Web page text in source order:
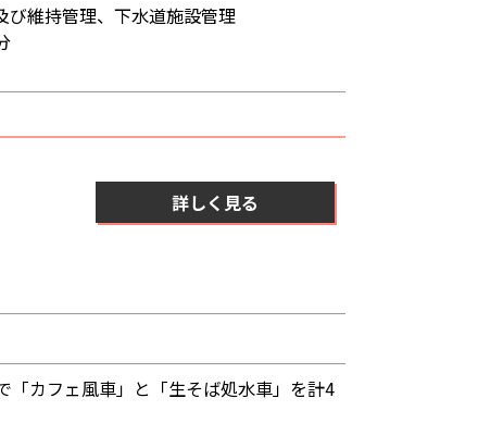
び維持管理、下水道施設管理
詳しく見る
「カフェ風車」と「生そば処水車」を計4